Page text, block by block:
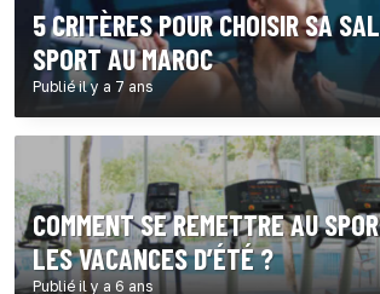
5 CRITÈRES POUR CHOISIR SA
SPORT AU MAROC
Publié il y a 7 ans
COMMENT SE REMETTRE AU
LES VACANCES D’ÉTÉ ?
Publié il y a 6 ans